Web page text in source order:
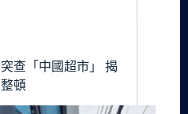
查「中國超市」 揭
頓